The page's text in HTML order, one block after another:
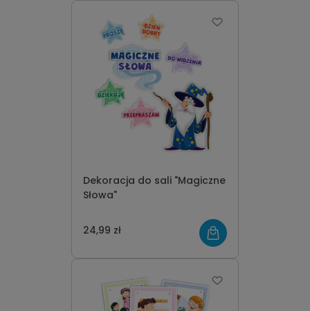
Dekoracja do sali "Magiczne
Słowa"
24,99 zł